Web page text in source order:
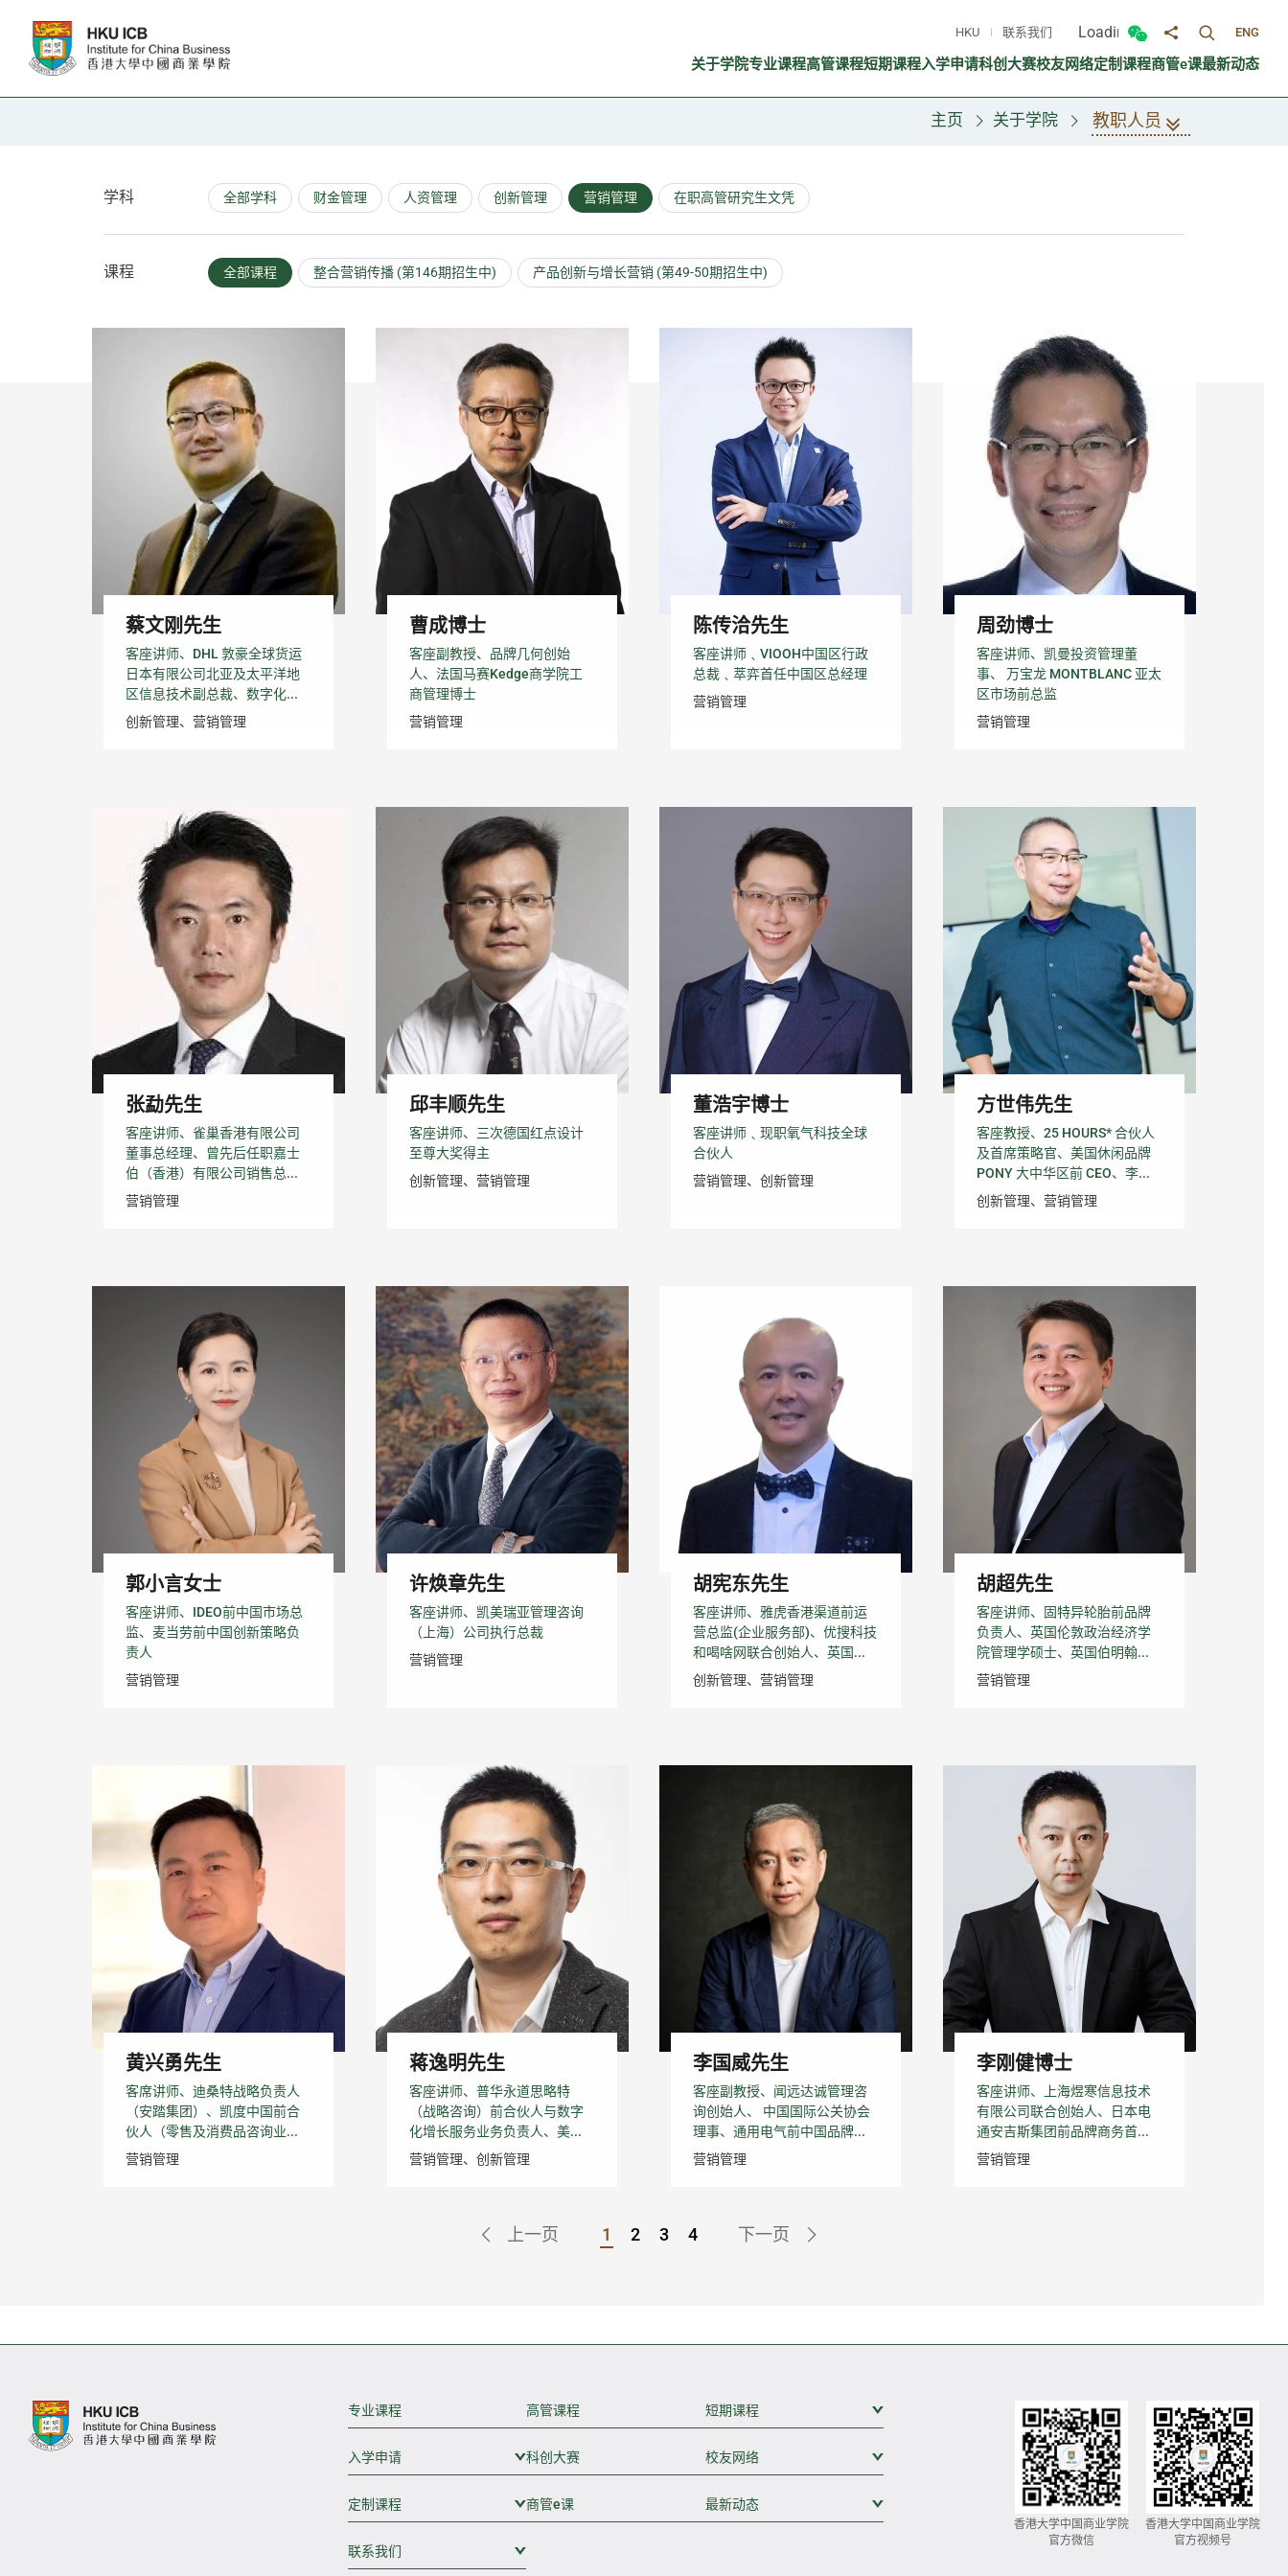
HKU 联系我们 Loading...
切换微信面板
分享至切换搜寻面
ENG
关于学院专业课程高管课程短期课程入学申请科创大赛校友网络定制课程商管e课最新动态
主页 关于学院 教职人员
教职人员
学科 全部学科 财金管理 人资管理 创新管理 营销管理 在职高管研究生文凭
课程 全部课程 整合营销传播 (第146期招生中) 产品创新与增长营销 (第49-50期招生中)
蔡文刚先生
客座讲师、DHL 敦豪全球货运
日本有限公司北亚及太平洋地
区信息技术副总裁、数字化...
创新管理、营销管理
曹成博士
客座副教授、品牌几何创始
人、法国马赛Kedge商学院工
商管理博士
营销管理
陈传洽先生
客座讲师﹑VIOOH中国区行政
总裁﹑萃弈首任中国区总经理
营销管理
周劲博士
客座讲师、凯曼投资管理董
事、 万宝龙 MONTBLANC 亚太
区市场前总监
营销管理
张勐先生
客座讲师、雀巢香港有限公司
董事总经理、曾先后任职嘉士
伯（香港）有限公司销售总...
营销管理
邱丰顺先生
客座讲师、三次德国红点设计
至尊大奖得主
创新管理、营销管理
董浩宇博士
客座讲师﹑现职氧气科技全球
合伙人
营销管理、创新管理
方世伟先生
客座教授、25 HOURS* 合伙人
及首席策略官、美国休闲品牌
PONY 大中华区前 CEO、李...
创新管理、营销管理
郭小言女士
客座讲师、IDEO前中国市场总
监、麦当劳前中国创新策略负
责人
营销管理
许焕章先生
客座讲师、凯美瑞亚管理咨询
（上海）公司执行总裁
营销管理
胡宪东先生
客座讲师、雅虎香港渠道前运
营总监(企业服务部)、优搜科技
和喝啥网联合创始人、英国...
创新管理、营销管理
胡超先生
客座讲师、固特异轮胎前品牌
负责人、英国伦敦政治经济学
院管理学硕士、英国伯明翰...
营销管理
黄兴勇先生
客席讲师、迪桑特战略负责人
（安踏集团）、凯度中国前合
伙人（零售及消费品咨询业...
营销管理
蒋逸明先生
客座讲师、普华永道思略特
（战略咨询）前合伙人与数字
化增长服务业务负责人、美...
营销管理、创新管理
李国威先生
客座副教授、闻远达诚管理咨
询创始人、 中国国际公关协会
理事、通用电气前中国品牌...
营销管理
李刚健博士
客座讲师、上海煜寒信息技术
有限公司联合创始人、日本电
通安吉斯集团前品牌商务首...
营销管理
上一页 Go to Page
1 2 3 Go to Page
4 下一页
专业课程 高管课程 短期课程
入学申请 展开次级菜单
科创大赛 校友网络
定制课程 展开次级菜单
商管e课 最新动态
联系我们
香港大学中国商业学院
官方微信
香港大学中国商业学院
官方视频号